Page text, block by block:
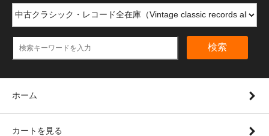
検索
ホーム
カートを見る